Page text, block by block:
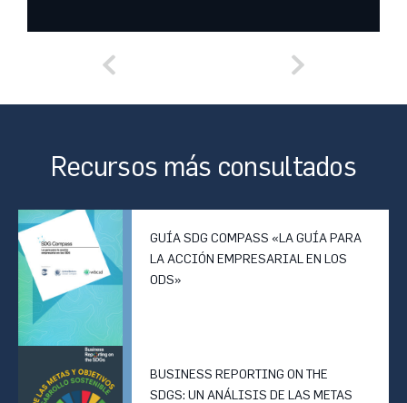
Recursos más consultados
GUÍA SDG COMPASS «LA GUÍA PARA
LA ACCIÓN EMPRESARIAL EN LOS
ODS»
BUSINESS REPORTING ON THE
SDGS: UN ANÁLISIS DE LAS METAS